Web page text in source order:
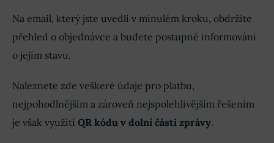
Na email, který jste uvedli v minulém kroku, obdržíte
přehled o objednávce a budete postupně informováni
o jejím stavu.
Naleznete zde veškeré údaje pro platbu,
nejpohodlnějším a zároveň nejspolehlivějším řešením
je však využití QR kódu v dolní části zprávy.